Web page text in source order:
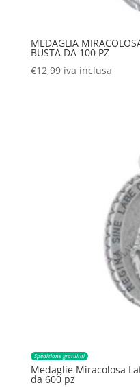
MEDAGLIA
BUSTA DA 100 PZ
€12,99 iva inclusa
Spedizione gratuita!
Medaglie Miracolosa
da 600 pz